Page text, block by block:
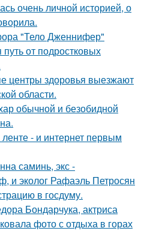
очень личной историей, о
"Тело Дженнифер"
от подростковых
центры здоровья выезжают
области.
обычной и безобидной
- и интернет первым
саминь, экс -
и эколог Рафаэль Петросян
в госдуму.
Бондарчука, актриса
фото с отдыха в горах